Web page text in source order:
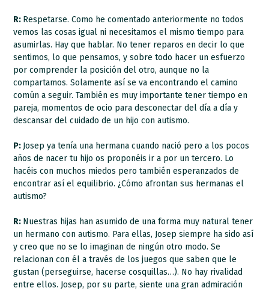
R: Respetarse. Como he comentado anteriormente no todos
vemos las cosas igual ni necesitamos el mismo tiempo para
asumirlas. Hay que hablar. No tener reparos en decir lo que
sentimos, lo que pensamos, y sobre todo hacer un esfuerzo
por comprender la posición del otro, aunque no la
compartamos. Solamente así se va encontrando el camino
común a seguir. También es muy importante tener tiempo en
pareja, momentos de ocio para desconectar del día a día y
descansar del cuidado de un hijo con autismo.
P: Josep ya tenía una hermana cuando nació pero a los pocos
años de nacer tu hijo os proponéis ir a por un tercero. Lo
hacéis con muchos miedos pero también esperanzados de
encontrar así el equilibrio. ¿Cómo afrontan sus hermanas el
autismo?
R: Nuestras hijas han asumido de una forma muy natural tener
un hermano con autismo. Para ellas, Josep siempre ha sido así
y creo que no se lo imaginan de ningún otro modo. Se
relacionan con él a través de los juegos que saben que le
gustan (perseguirse, hacerse cosquillas…). No hay rivalidad
entre ellos. Josep, por su parte, siente una gran admiración